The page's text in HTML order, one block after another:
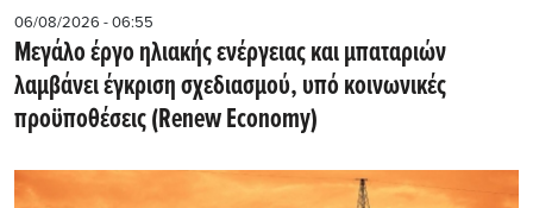
06/08/2026 - 06:55
Μεγάλο έργο ηλιακής ενέργειας και μπαταριών
λαμβάνει έγκριση σχεδιασμού, υπό κοινωνικές
προϋποθέσεις (Renew Economy)